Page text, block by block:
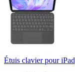
Étuis clavier pour iPad